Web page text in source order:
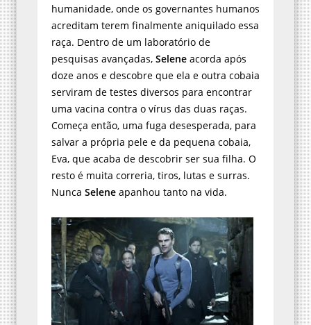
humanidade, onde os governantes humanos
acreditam terem finalmente aniquilado essa
raça. Dentro de um laboratório de
pesquisas avançadas, Selene acorda após
doze anos e descobre que ela e outra cobaia
serviram de testes diversos para encontrar
uma vacina contra o vírus das duas raças.
Começa então, uma fuga desesperada, para
salvar a própria pele e da pequena cobaia,
Eva, que acaba de descobrir ser sua filha. O
resto é muita correria, tiros, lutas e surras.
Nunca Selene apanhou tanto na vida.